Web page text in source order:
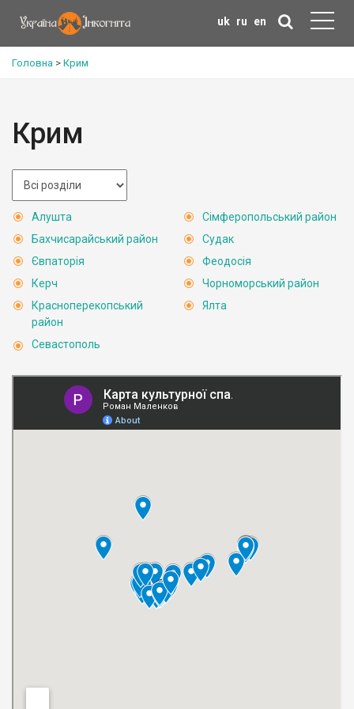
uk ru en
Головна > Крим
Крим
Алушта
Бахчисарайський район
Євпаторія
Керч
Красноперекопський
район
Севастополь
Сімферопольський район
Судак
Феодосія
Чорноморський район
Ялта